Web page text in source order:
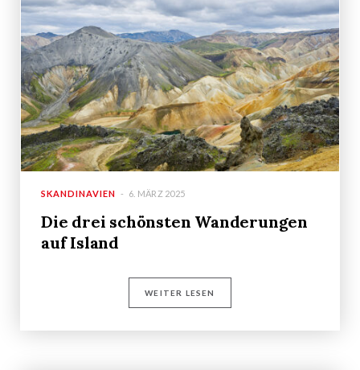
SKANDINAVIEN 6. MÄRZ 2025
Die drei schönsten Wanderungen
auf Island
WEITER LESEN